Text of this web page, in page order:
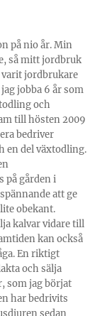
på nio år. Min
så mitt jordbruk
varit jordbrukare
jobba 6 år som
och
till hösten 2009
bedriver
en del växtodling.
på gården i
att ge
obekant.
kalvar vidare till
kan också
En riktigt
och sälja
som jag börjat
har bedrivits
sedan